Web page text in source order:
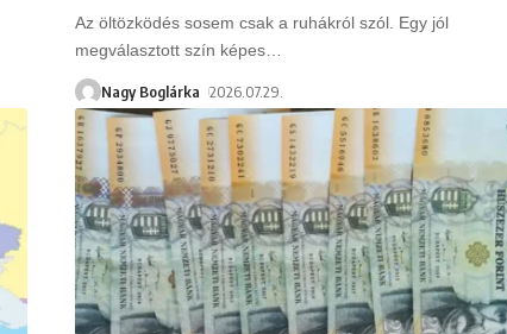
Az öltözködés sosem csak a ruhákról szól. Egy jól
megválasztott szín képes…
Nagy Boglárka 2026.07.29.